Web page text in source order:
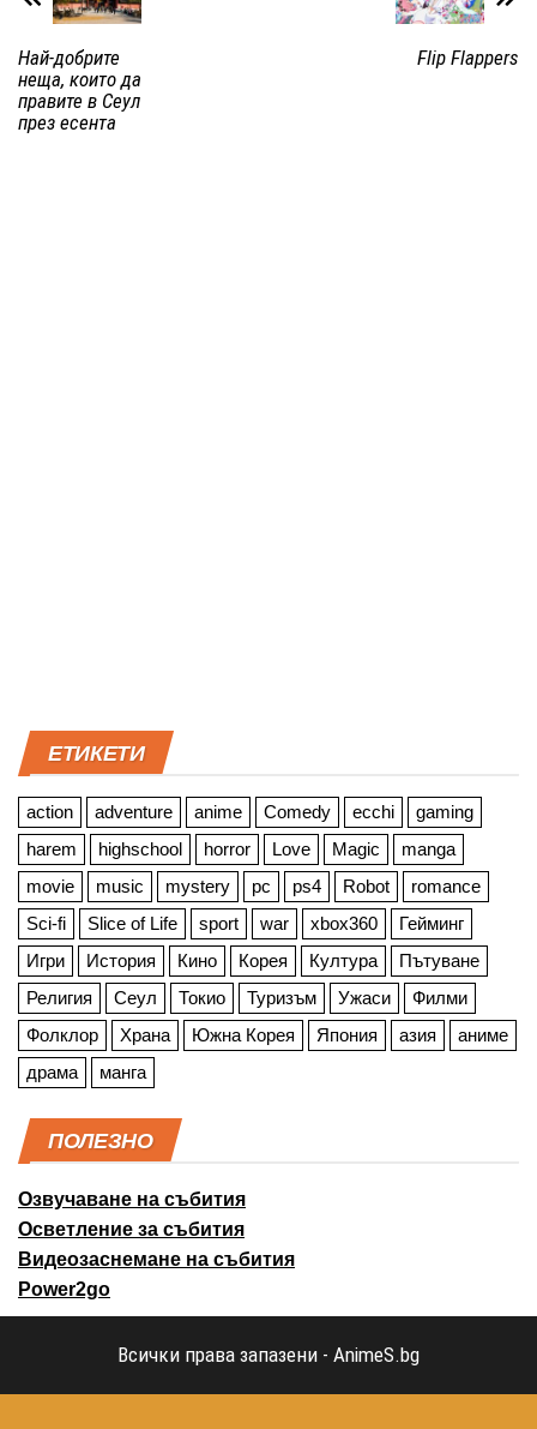
Най-добрите
неща, които да
правите в Сеул
през есента
Flip Flappers
ЕТИКЕТИ
action adventure anime Comedy ecchi
gaming
harem
highschool horror Love Magic
manga
movie
music mystery pc ps4 Robot
romance
Sci-fi
Slice of Life sport war xbox360
Гейминг
Игри
История Кино Корея Култура
Пътуване
Религия
Сеул Токио Туризъм Ужаси
Филми
Фолклор
Храна Южна Корея Япония азия
аниме
драма
манга
ПОЛЕЗНО
Озвучаване на събития
Осветление за събития
Видеозаснемане на събития
Power2go
Всички права запазени - AnimeS.bg